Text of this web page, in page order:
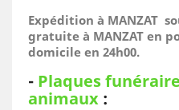
Expédition à MANZAT
gratuite à MANZAT en
domicile en 24h00.
- Plaques
animaux :